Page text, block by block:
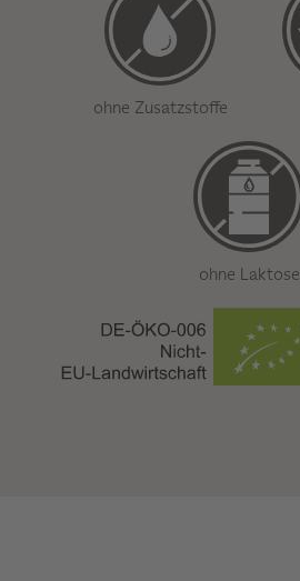
ohne Zusatzstoffe
ohne Laktose